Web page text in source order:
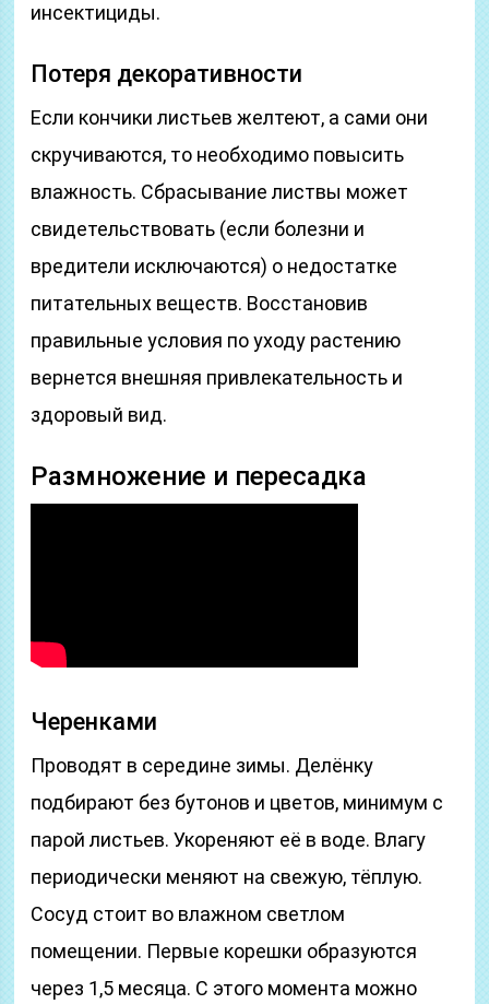
инсектициды.
Потеря декоративности
Если кончики листьев желтеют, а сами они
скручиваются, то необходимо повысить
влажность. Сбрасывание листвы может
свидетельствовать (если болезни и
вредители исключаются) о недостатке
питательных веществ. Восстановив
правильные условия по уходу растению
вернется внешняя привлекательность и
здоровый вид.
Размножение и пересадка
Черенками
Проводят в середине зимы. Делёнку
подбирают без бутонов и цветов, минимум с
парой листьев. Укореняют её в воде. Влагу
периодически меняют на свежую, тёплую.
Сосуд стоит во влажном светлом
помещении. Первые корешки образуются
через 1,5 месяца. С этого момента можно